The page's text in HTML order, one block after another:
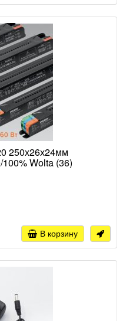
250х26х24мм
Wolta (36)
В корзину